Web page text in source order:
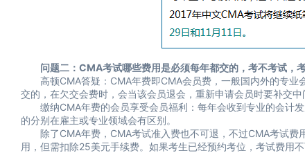
问题二：CMA考试哪些费用是必须每年都交的，考不考试，
高顿CMA答疑：CMA年费即CMA会员费，一般国内外的专业
交的，在欠交会费时，会当该会员退会，重新申请会员时要补交中
缴纳CMA年费的会员享受会员福利：每年会收到专业的会计发
的分别在雇主或专业领域会有区别。
除了CMA年费，CMA考试准入费也不可退，不过CMA考试费
用，但需扣除25美元手续费。如果考生已经预约考位，考试费用不